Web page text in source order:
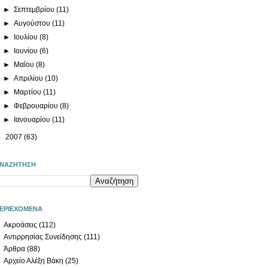
►Σεπτεμβρίου(11)
►Αυγούστου(11)
► Ιουλίου(8)
► Ιουνίου(6)
► Μαΐου(8)
►Απριλίου(10)
► Μαρτίου(11)
►Φεβρουαρίου(8)
► Ιανουαρίου(11)
2007 (63)
Ακροάσεις (112)
Αντιρρησίας Συνείδησης (111)
Άρθρα (88)
Αρχείο Αλέξη Βάκη (25)